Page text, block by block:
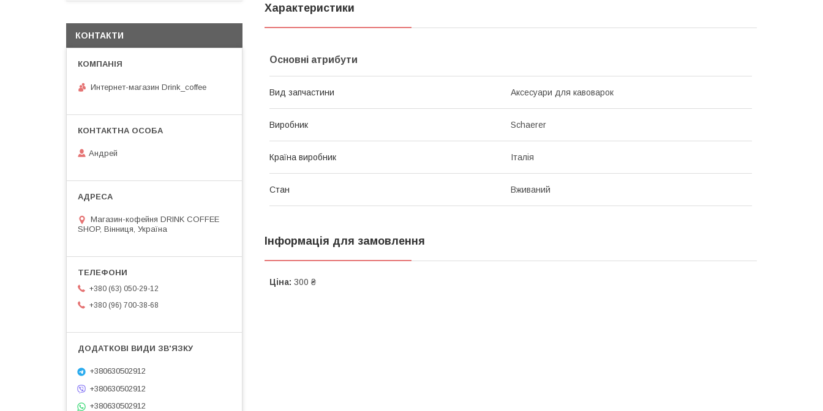
Характеристики
Основні атрибути
Вид запчастини Аксесуари для кавоварок
Виробник Schaerer
Країна виробник Італія
Стан Вживаний
Інформація для замовлення
Ціна: 300 ₴
КОНТАКТИ
Интернет-магазин Drink_coffee
Андрей
Магазин-кофейня DRINK COFFEE
SHOP, Вінниця, Україна
+380 (63) 050-29-12
+380 (96) 700-38-68
+380630502912
+380630502912
+380630502912